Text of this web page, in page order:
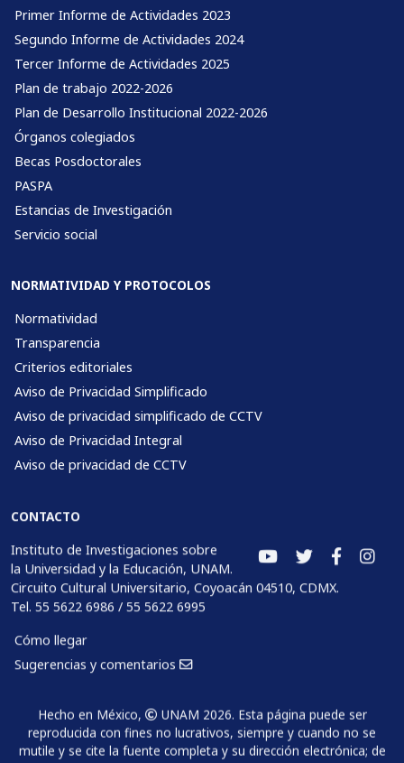
Primer Informe de Actividades 2023
Segundo Informe de Actividades 2024
Tercer Informe de Actividades 2025
Plan de trabajo 2022-2026
Plan de Desarrollo Institucional 2022-2026
Órganos colegiados
Becas Posdoctorales
PASPA
Estancias de Investigación
Servicio social
NORMATIVIDAD Y PROTOCOLOS
Normatividad
Transparencia
Criterios editoriales
Aviso de Privacidad Simplificado
Aviso de privacidad simplificado de CCTV
Aviso de Privacidad Integral
Aviso de privacidad de CCTV
CONTACTO
Instituto de Investigaciones sobre
la Universidad y la Educación, UNAM.
Circuito Cultural Universitario, Coyoacán 04510, CDMX.
Tel. 55 5622 6986 / 55 5622 6995
Cómo llegar
Sugerencias y comentarios
Hecho en México,
UNAM 2026. Esta página puede ser
reproducida con fines no lucrativos, siempre y cuando no se
mutile y se cite la fuente completa y su dirección electrónica; de